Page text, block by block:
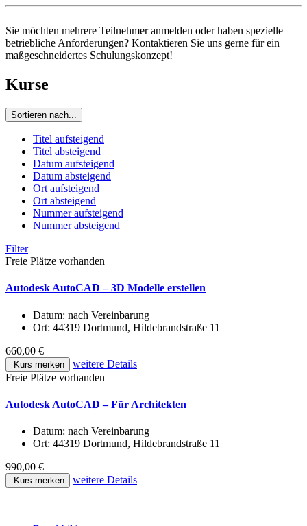
Sie möchten mehrere Teilnehmer anmelden oder haben spezielle
betriebliche Anforderungen? Kontaktieren Sie uns gerne für ein
maßgeschneidertes Schulungskonzept!
Kurse
Sortieren nach...
Titel aufsteigend
Titel absteigend
Datum aufsteigend
Datum absteigend
Ort aufsteigend
Ort absteigend
Nummer aufsteigend
Nummer absteigend
Filter
Freie Plätze vorhanden
Autodesk AutoCAD – 3D Modelle erstellen
Datum: nach Vereinbarung
Ort: 44319 Dortmund, Hildebrandstraße 11
660,00 €
Kurs merken
weitere Details
Freie Plätze vorhanden
Autodesk AutoCAD – Für Architekten
Datum: nach Vereinbarung
Ort: 44319 Dortmund, Hildebrandstraße 11
990,00 €
Kurs merken weitere Details